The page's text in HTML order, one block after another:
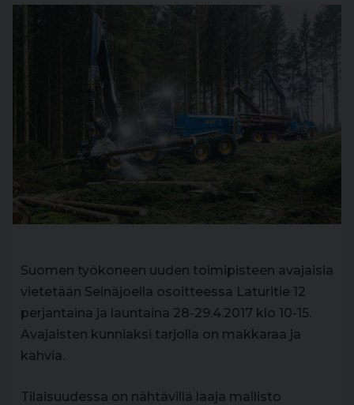
Suomen työkoneen uuden toimipisteen avajaisia
vietetään Seinäjoella osoitteessa Laturitie 12
perjantaina ja launtaina 28-29.4.2017 klo 10-15.
Avajaisten kunniaksi tarjolla on makkaraa ja
kahvia.
Tilaisuudessa on nähtävillä laaja mallisto